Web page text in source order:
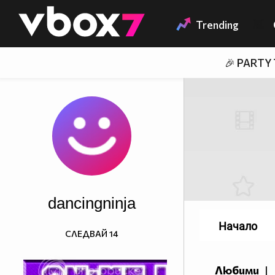
👾 Trending
🎉 PARTY
dancingninja
СЛЕДВАЙ 14
Любими |
Начало